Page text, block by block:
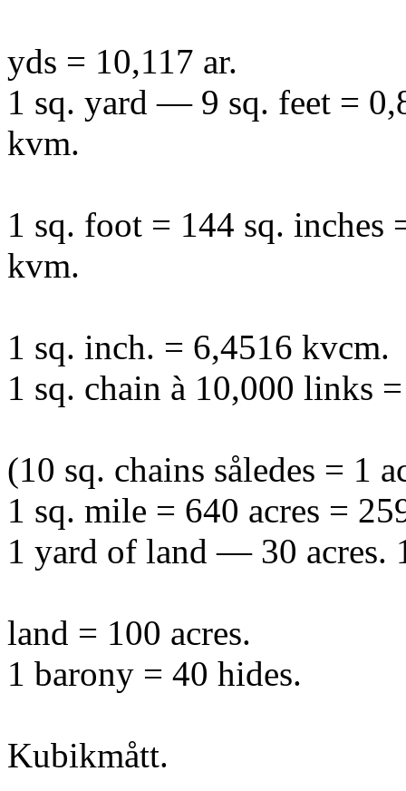
yds = 10,117 ar.
1 sq. yard — 9 sq. feet =
kvm.
1 sq. foot = 144 sq. inches
kvm.
1 sq. inch. = 6,4516 kvcm.
1 sq. chain à 10,000 links
(10 sq. chains således = 1
1 sq. mile = 640 acres =
1 yard of land — 30 acres.
land = 100 acres.
1 barony = 40 hides.
Kubikmått.